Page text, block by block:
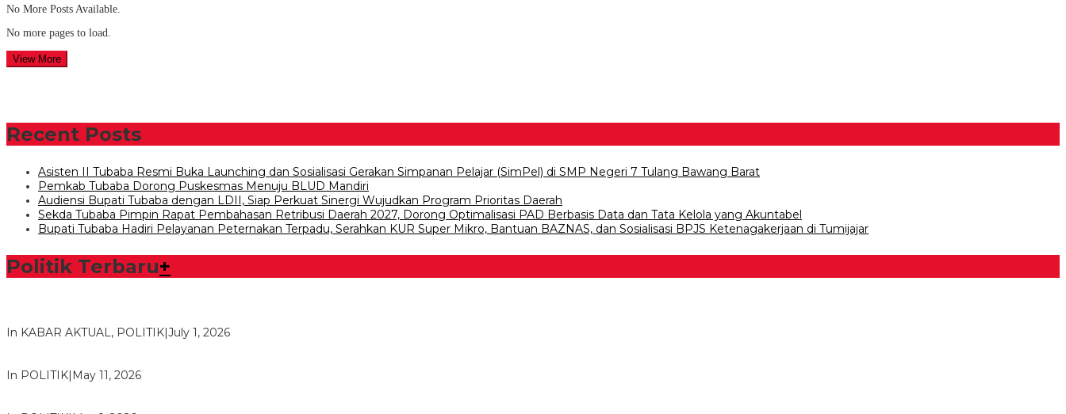
No More Posts Available.
No more pages to load.
View More
Recent Posts
Asisten II Tubaba Resmi Buka Launching dan Sosialisasi Gerakan Simpanan Pelajar (SimPel) di SMP Negeri 7 Tulang Bawang Barat
Pemkab Tubaba Dorong Puskesmas Menuju BLUD Mandiri
Audiensi Bupati Tubaba dengan LDII, Siap Perkuat Sinergi Wujudkan Program Prioritas Daerah
Sekda Tubaba Pimpin Rapat Pembahasan Retribusi Daerah 2027, Dorong Optimalisasi PAD Berbasis Data dan Tata Kelola yang Akuntabel
Bupati Tubaba Hadiri Pelayanan Peternakan Terpadu, Serahkan KUR Super Mikro, Bantuan BAZNAS, dan Sosialisasi BPJS Ketenagakerjaan di Tumijajar
Politik Terbaru+
In KABAR AKTUAL, POLITIK|July 1, 2026
In POLITIK| May 11, 2026